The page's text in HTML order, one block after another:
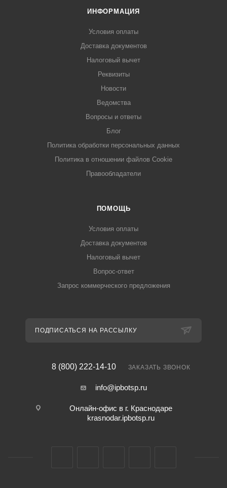
ИНФОРМАЦИЯ
Условия оплаты
Доставка документов
Налоговый вычет
Реквизиты
Новости
Ведомства
Вопросы и ответы
Блог
Политика обработки персональных данных
Политика в отношении файлов Cookie
Правообладатели
ПОМОЩЬ
Условия оплаты
Доставка документов
Налоговый вычет
Вопрос-ответ
Запрос коммерческого предложения
ПОДПИСАТЬСЯ НА РАССЫЛКУ
8 (800) 222-14-10 ЗАКАЗАТЬ ЗВОНОК
info@ipbotsp.ru
Онлайн-офис в г. Краснодаре
krasnodar.ipbotsp.ru